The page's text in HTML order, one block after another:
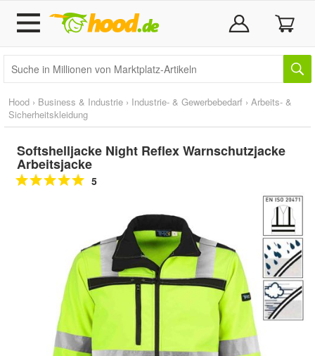
Hood › Business & Industrie › Industrie- & Gewerbebedarf › Arbeits- &
Sicherheitskleidung
Softshelljacke Night Reflex Warnschutzjacke
Arbeitsjacke
5